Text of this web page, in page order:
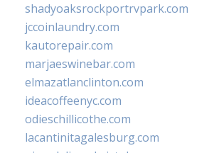
shadyoaksrockportrvpark.com
jccoinlaundry.com
kautorepair.com
marjaeswinebar.com
elmazatlanclinton.com
ideacoffeenyc.com
odieschillicothe.com
lacantinitagalesburg.com